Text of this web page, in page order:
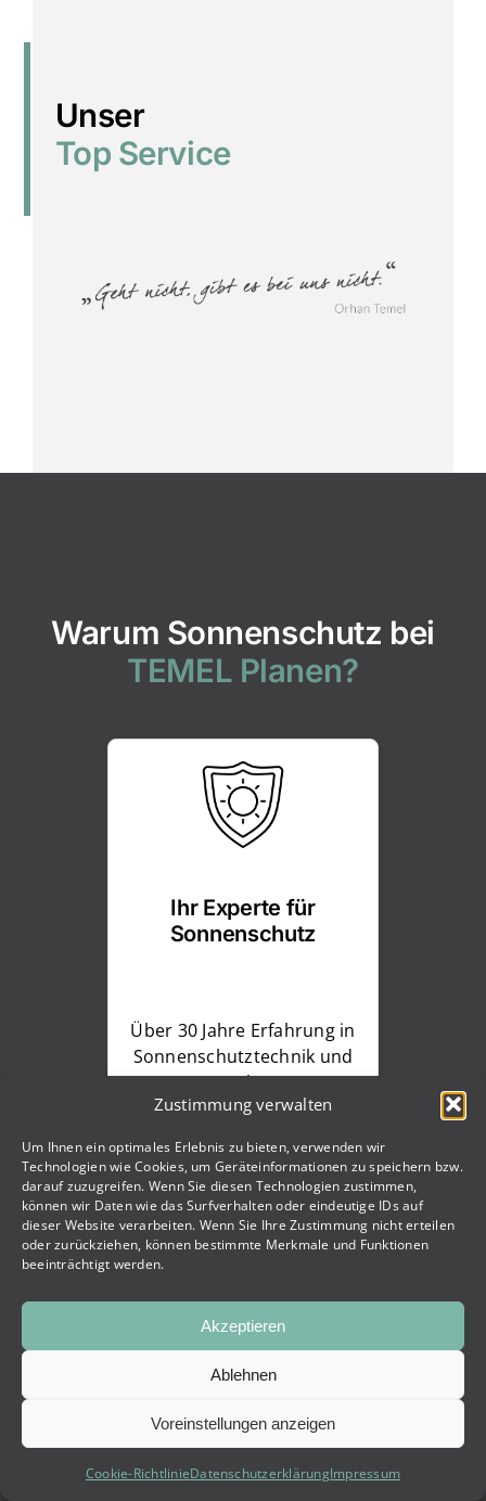
Zustimmung verwalten
Um Ihnen ein optimales Erlebnis zu bieten, verwenden wir
Technologien wie Cookies, um Geräteinformationen zu speichern bzw.
darauf zuzugreifen. Wenn Sie diesen Technologien zustimmen,
können wir Daten wie das Surfverhalten oder eindeutige IDs auf
dieser Website verarbeiten. Wenn Sie Ihre Zustimmung nicht erteilen
oder zurückziehen, können bestimmte Merkmale und Funktionen
beeinträchtigt werden.
Akzeptieren
Ablehnen
Voreinstellungen anzeigen
Cookie-RichtlinieDatenschutzerklärungImpressum
Unser
Top Service
Warum Sonnenschutz bei
TEMEL Planen?
Ihr Experte für
Sonnenschutz
Über 30 Jahre Erfahrung in
Sonnenschutztechnik und
LKW-Planen
Moderne Lösungen
für Ihr Zuhause
Innovative
Sonnenschutztechnik für